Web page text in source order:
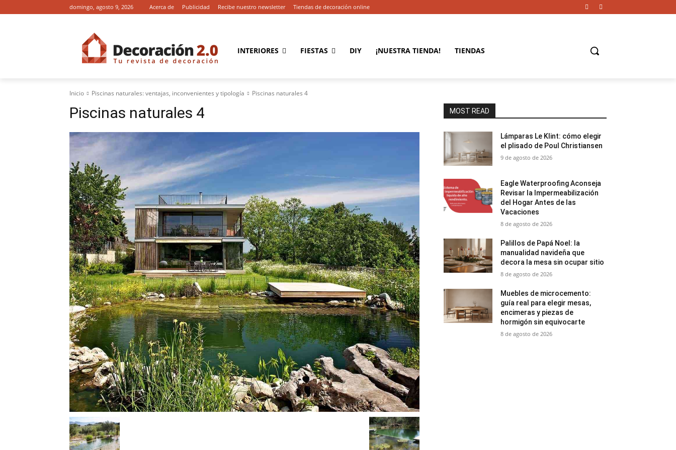
domingo, agosto 9, 2026 Acerca de Publicidad Recibe nuestro newsletter Tiendas de decoración online
INTERIORES FIESTAS DIY ¡NUESTRA TIENDA! TIENDAS
Inicio Piscinas naturales: ventajas, inconvenientes y tipología Piscinas naturales 4
Piscinas naturales 4 MOST READ
Lámparas Le Klint: cómo elegir
el plisado de Poul Christiansen
9 de agosto de 2026
Eagle Waterproofing Aconseja
Revisar la Impermeabilización
del Hogar Antes de las
Vacaciones
8 de agosto de 2026
Palillos de Papá Noel: la
manualidad navideña que
decora la mesa sin ocupar sitio
8 de agosto de 2026
Muebles de microcemento:
guía real para elegir mesas,
encimeras y piezas de
hormigón sin equivocarte
8 de agosto de 2026